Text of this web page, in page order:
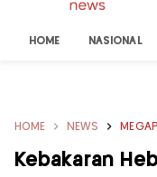
HOME NASIONAL
HOME NEWS
Kebakaran